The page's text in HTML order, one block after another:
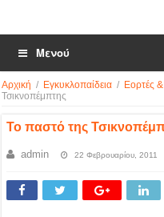
Μενού
Αρχική / Εγκυκλοπαίδεια / Εορτές
Τσικνοπέμπτης
Το παστό της
admin 22 Φεβρουαρίου, 2011